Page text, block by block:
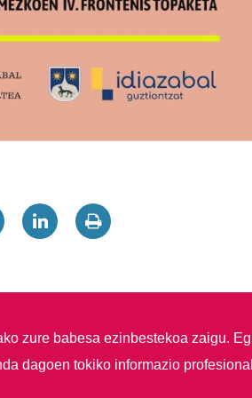
zure babesa ezinbestekoa zaigu.
dagoen tokiko informazio